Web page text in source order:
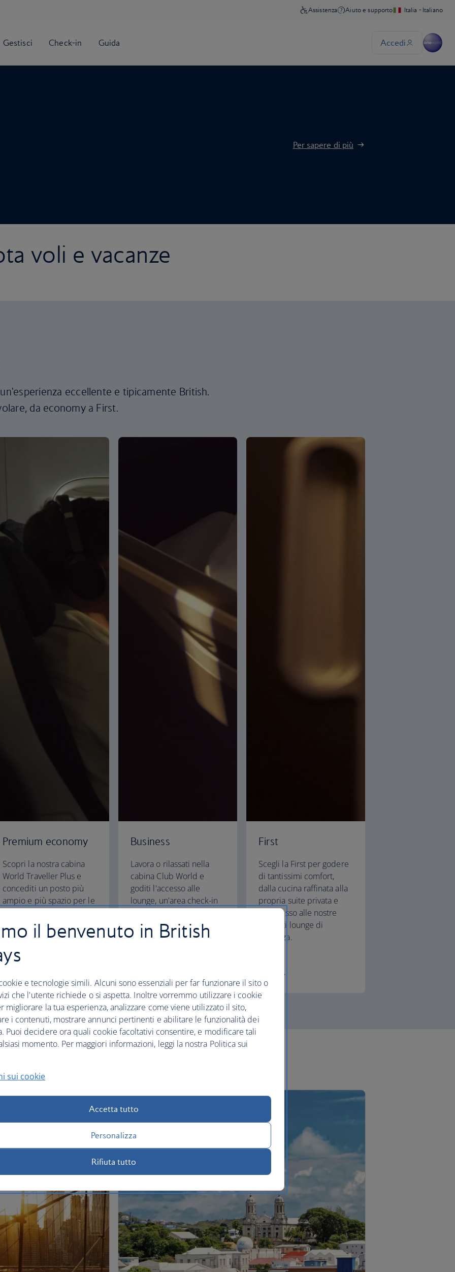
Per sapere di più
voli e vacanze
eccellente e tipicamente British.
da economy a First.
Premium economy
Scopri la nostra cabina
World Traveller Plus e
concediti un posto più
ampio e più spazio per le
separata e più silenziosa.
Business
Lavora o rilassati nella
cabina Club World e
goditi l'accesso alle
lounge, un'area check-in
completamente
orizzontale per un sonno
First
Scegli la First per godere
di tantissimi comfort,
dalla cucina raffinata alla
propria suite privata e
all'accesso alle nostre
eleganti lounge di
partenza.
il benvenuto in British
e tecnologie simili. Alcuni sono essenziali per far funzionare il sito o
che l'utente richiede o si aspetta. Inoltre vorremmo utilizzare i cookie
migliorare la tua esperienza, analizzare come viene utilizzato il sito,
i contenuti, mostrare annunci pertinenti e abilitare le funzionalità dei
Puoi decidere ora quali cookie facoltativi consentire, e modificare tali
momento. Per maggiori informazioni, leggi la nostra Politica sui
sui cookie
Accetta tutto
Personalizza
Rifiuta tutto